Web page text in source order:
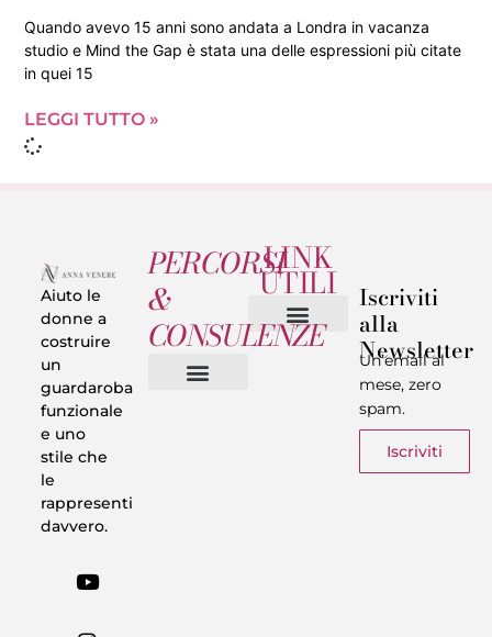
Quando avevo 15 anni sono andata a Londra in vacanza
studio e Mind the Gap è stata una delle espressioni più citate
in quei 15
LEGGI TUTTO »
Aiuto le
donne a
costruire
un
guardaroba
funzionale
e uno
stile che
le
rappresenti
davvero.
PERCORSI
&
CONSULENZE
LINK
UTILI Iscriviti
alla
Newsletter
Un’email al
mese, zero
spam.
Iscriviti